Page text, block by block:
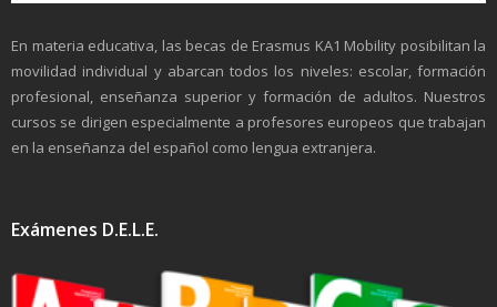
En materia educativa, las becas de Erasmus KA1 Mobility posibilitan la
movilidad individual y abarcan todos los niveles: escolar, formación
profesional, enseñanza superior y formación de adultos. Nuestros
cursos se dirigen especialmente a profesores europeos que trabajan
en la enseñanza del español como lengua extranjera.
Exámenes D.E.L.E.